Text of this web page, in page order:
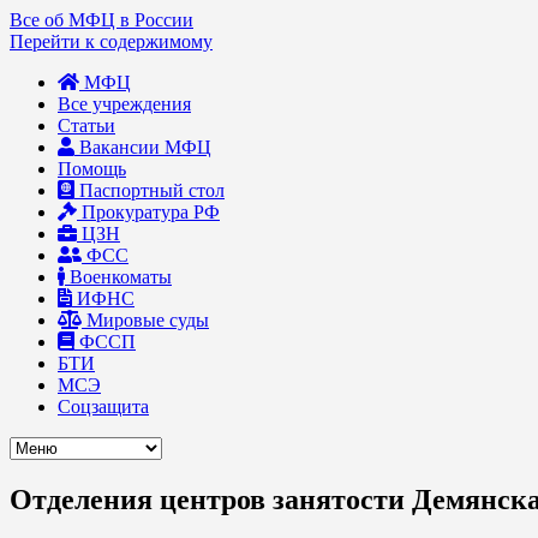
Все об МФЦ в России
Перейти к содержимому
МФЦ
Все учреждения
Статьи
Вакансии МФЦ
Помощь
Паспортный стол
Прокуратура РФ
ЦЗН
ФСС
Военкоматы
ИФНС
Мировые суды
ФССП
БТИ
МСЭ
Соцзащита
Отделения центров занятости